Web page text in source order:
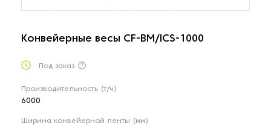
Конвейерные весы CF-BM/ICS-1000
Под заказ
Производительность (т/ч)
6000
Ширина конвейерной ленты (мм)